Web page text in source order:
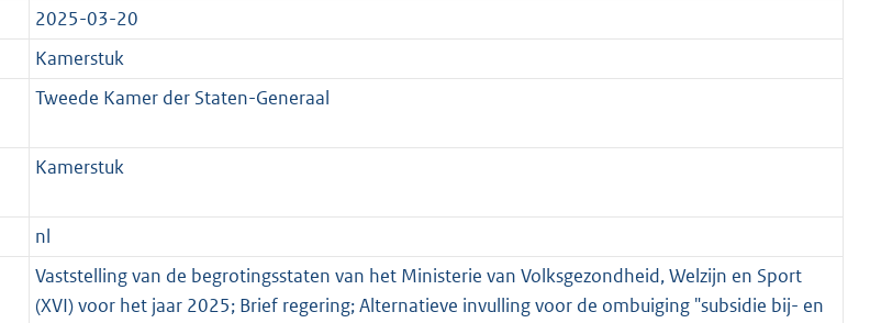
2025-03-20
Kamerstuk
Tweede Kamer der Staten-Generaal
Kamerstuk
nl
Vaststelling van de begrotingsstaten van het Ministerie van Volksgezondheid, Welzijn en Sport
(XVI) voor het jaar 2025; Brief regering; Alternatieve invulling voor de ombuiging "subsidie bij- en